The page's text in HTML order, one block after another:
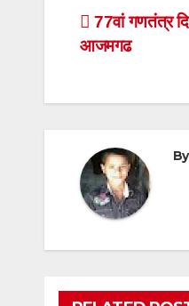
Post
77वां गणतंत्र
आजमगढ
By